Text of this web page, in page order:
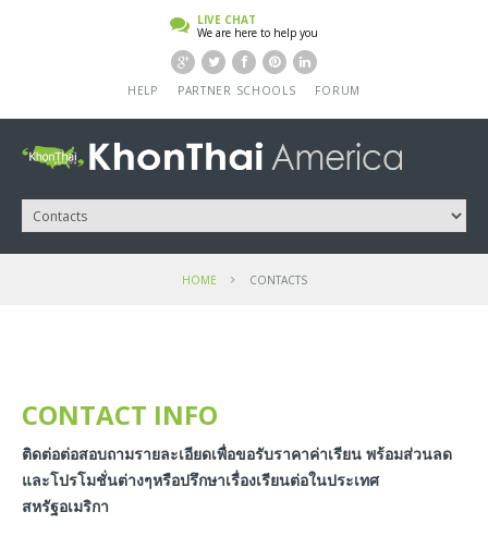
LIVE CHAT
We are here to help you
HELP PARTNER SCHOOLS FORUM
HOME CONTACTS
CONTACT INFO
ติดต่อต่อสอบถามรายละเอียดเพื่อขอรับราคาค่าเรียน พร้อมส่วนลด
และโปรโมชั่นต่างๆหรือปรึกษาเรื่องเรียนต่อในประเทศ
สหรัฐอเมริกา